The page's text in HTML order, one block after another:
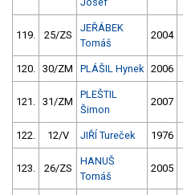
119. 25/ZS
JEŘÁBEK
Tomáš
2004
120. 30/ZM PLÁŠIL Hynek 2006
121. 31/ZM
PLEŠTIL
Šimon
2007
122. 12/V JIŘÍ Tureček 1976
123. 26/ZS
HANUŠ
Tomáš
2005